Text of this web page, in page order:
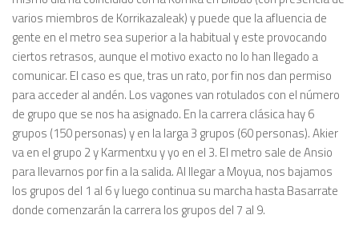
varios miembros de Korrikazaleak) y puede que la afluencia de
gente en el metro sea superior a la habitual y este provocando
ciertos retrasos, aunque el motivo exacto no lo han llegado a
comunicar. El caso es que, tras un rato, por fin nos dan permiso
para acceder al andén. Los vagones van rotulados con el número
de grupo que se nos ha asignado. En la carrera clásica hay 6
grupos (150 personas) y en la larga 3 grupos (60 personas). Akier
va en el grupo 2 y Karmentxu y yo en el 3. El metro sale de Ansio
para llevarnos por fin a la salida. Al llegar a Moyua, nos bajamos
los grupos del 1 al 6 y luego continua su marcha hasta Basarrate
donde comenzarán la carrera los grupos del 7 al 9.